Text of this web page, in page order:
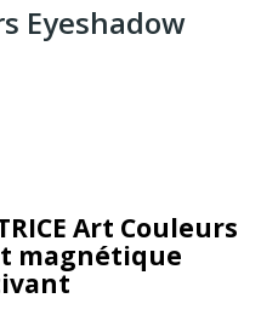
Eyeshadow
Art Couleurs
magnétique